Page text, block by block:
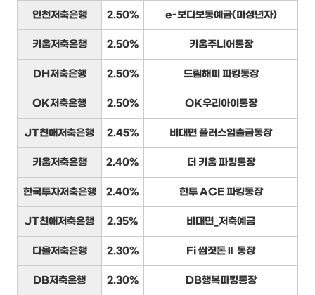
인천저축은행 2.50% e-보다보통예금(미성년자)
키움저축은행 2.50% 키움주니어통장
DH저축은행 2.50% 드림해피 파킹통장
OK저축은행 2.50% OK우리아이통장
JT친애저축은행 2.45% 비대면 플러스입출금통장
키움저축은행 2.40% 더 키움 파킹통장
한국투자저축은행 2.40% 한투 ACE 파킹통장
JT친애저축은행 2.35% 비대면_저축예금
다올저축은행 2.30% Fi 쌈짓돈Ⅱ 통장
DB저축은행 2.30% DB행복파킹통장